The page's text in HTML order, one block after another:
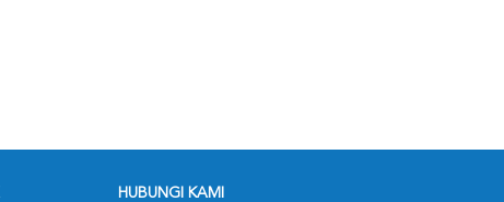
HUBUNGI KAMI